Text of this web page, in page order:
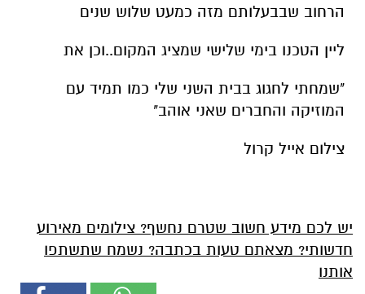
הרחוב שבבעלותם מזה כמעט שלוש שנים
ליין הטכנו בימי שלישי שמציג המקום..וכן את
"שמחתי לחגוג בבית השני שלי כמו תמיד עם
המוזיקה והחברים שאני אוהב"
צילום אייל קרול
יש לכם מידע חשוב שטרם נחשף? צילומים מאירוע
חדשותי? מצאתם טעות בכתבה? נשמח שתשתפו
אותנו